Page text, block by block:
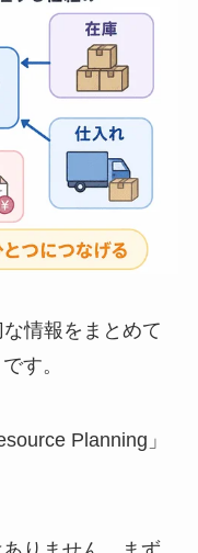
情報をまとめて
す。
Planning」